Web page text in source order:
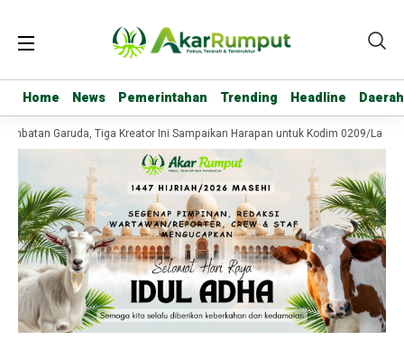
Home News Pemerintahan Trending Headline Daerah
Home News Pemerintahan Trending Headline Daerah
Garuda, Tiga Kreator Ini Sampaikan Harapan untuk Kodim 0209/